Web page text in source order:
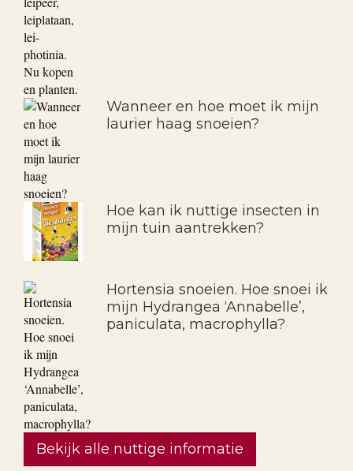
Wanneer en hoe moet ik mijn
laurier haag snoeien?
Hoe kan ik nuttige insecten in
mijn tuin aantrekken?
Hortensia snoeien. Hoe snoei ik
mijn Hydrangea ‘Annabelle’,
paniculata, macrophylla?
Bekijk alle nuttige informatie